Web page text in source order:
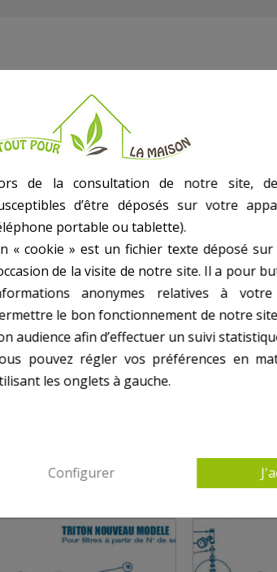
intérieur
PENTAIR - TRITON TR
de la consultation de notre site,
d’être déposés sur votre
portable ou tablette).
« cookie » est un fichier texte déposé
de la visite de notre site. Il a pour
anonymes relatives à
le bon fonctionnement de notre
audience afin d’effectuer un suivi
pouvez régler vos préférences en
les onglets à gauche.
Configurer